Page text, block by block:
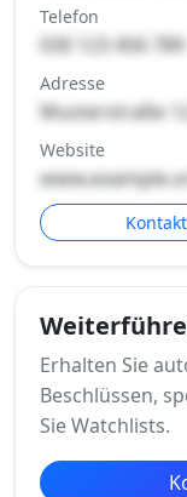
Telefon
030 123 456 789
Adresse
Musterstraße
Website
Erhalten Sie
Beschlüssen,
Sie Watchlists.